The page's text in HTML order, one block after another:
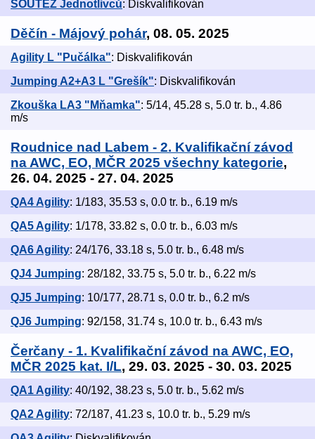
SOUTĚŽ Jednotlivců: Diskvalifikován
Děčín - Májový pohár, 08. 05. 2025
Agility L "Pučálka": Diskvalifikován
Jumping A2+A3 L "Grešík": Diskvalifikován
Zkouška LA3 "Mňamka": 5/14, 45.28 s, 5.0 tr. b., 4.86
m/s
Roudnice nad Labem - 2. Kvalifikační závod
na AWC, EO, MČR 2025 všechny kategorie,
26. 04. 2025 - 27. 04. 2025
QA4 Agility: 1/183, 35.53 s, 0.0 tr. b., 6.19 m/s
QA5 Agility: 1/178, 33.82 s, 0.0 tr. b., 6.03 m/s
QA6 Agility: 24/176, 33.18 s, 5.0 tr. b., 6.48 m/s
QJ4 Jumping: 28/182, 33.75 s, 5.0 tr. b., 6.22 m/s
QJ5 Jumping: 10/177, 28.71 s, 0.0 tr. b., 6.2 m/s
QJ6 Jumping: 92/158, 31.74 s, 10.0 tr. b., 6.43 m/s
Čerčany - 1. Kvalifikační závod na AWC, EO,
MČR 2025 kat. I/L, 29. 03. 2025 - 30. 03. 2025
QA1 Agility: 40/192, 38.23 s, 5.0 tr. b., 5.62 m/s
QA2 Agility: 72/187, 41.23 s, 10.0 tr. b., 5.29 m/s